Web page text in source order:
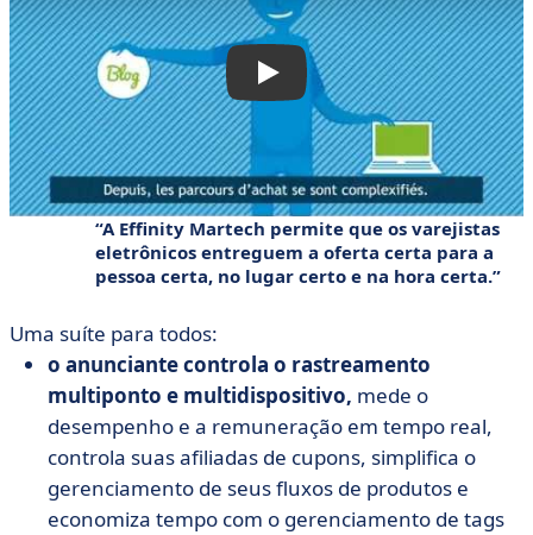
A Effinity Martech permite que os varejistas
eletrônicos entreguem a oferta certa para a
pessoa certa, no lugar certo e na hora certa.
Uma suíte para todos:
o anunciante controla o rastreamento
multiponto e multidispositivo, mede o
desempenho e a remuneração em tempo real,
controla suas afiliadas de cupons, simplifica o
gerenciamento de seus fluxos de produtos e
economiza tempo com o gerenciamento de tags